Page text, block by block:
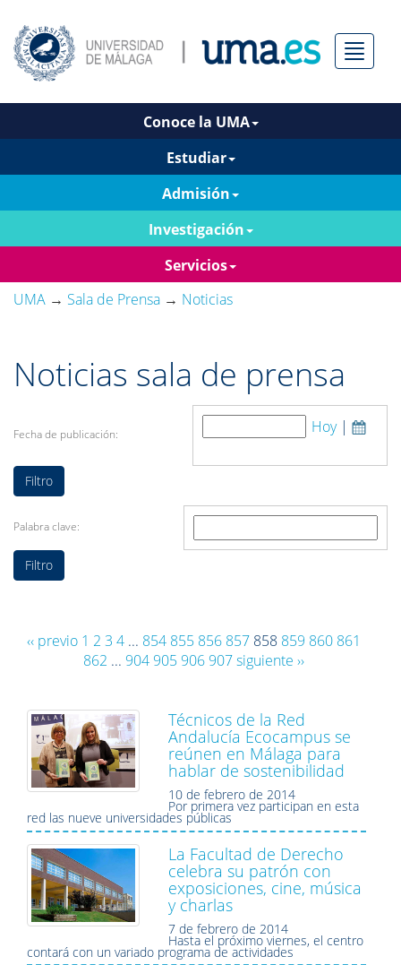
Menú
Conoce la UMA
Estudiar
Admisión
Investigación
Servicios
UMA → Sala de Prensa → Noticias
Noticias sala de prensa
Fecha de publicación: Hoy|
Palabra clave:
‹‹ previo 1 2 3 4... 854 855 856 857 858 859 860 861
862 ... 904 905 906 907 siguiente ››
Técnicos de la Red
Andalucía Ecocampus se
reúnen en Málaga para
hablar de sostenibilidad
10 de febrero de 2014
Por primera vez participan en esta
red las nueve universidades públicas
La Facultad de Derecho
celebra su patrón con
exposiciones, cine, música
y charlas
7 de febrero de 2014
Hasta el próximo viernes, el centro
contará con un variado programa de actividades